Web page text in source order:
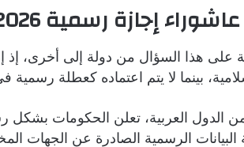
إجازة رسمية 2026؟
على هذا السؤال من دولة إلى أخرى،
بينما لا يتم اعتماده كعطلة
الدول العربية، تعلن الحكومات بشكل
الرسمية الصادرة عن الجهات